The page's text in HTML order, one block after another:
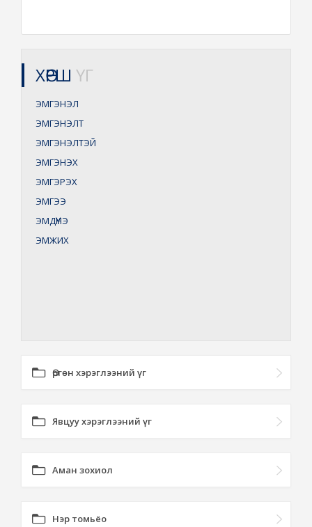
ХӨРШ ҮГ
ЭМГЭНЭЛ
ЭМГЭНЭЛТ
ЭМГЭНЭЛТЭЙ
ЭМГЭНЭХ
ЭМГЭРЭХ
ЭМГЭЭ
ЭМДҮҮНЭ
ЭМЖИХ
Өргөн хэрэглээний үг
Явцуу хэрэглээний үг
Аман зохиол
Нэр томьёо